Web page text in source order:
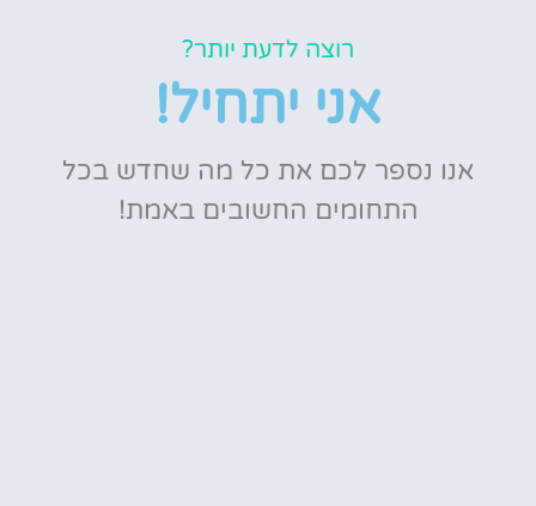
רוצה לדעת יותר?
אני יתחיל!
אנו נספר לכם את כל מה שחדש בכל
התחומים החשובים באמת!